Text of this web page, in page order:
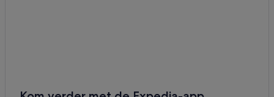
Hotels in de buurt van Vancouver Waterfront